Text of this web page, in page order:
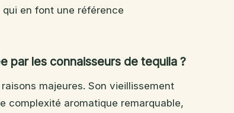
en font une référence
par les connaisseurs de tequila ?
majeures. Son vieillissement
complexité aromatique remarquable,